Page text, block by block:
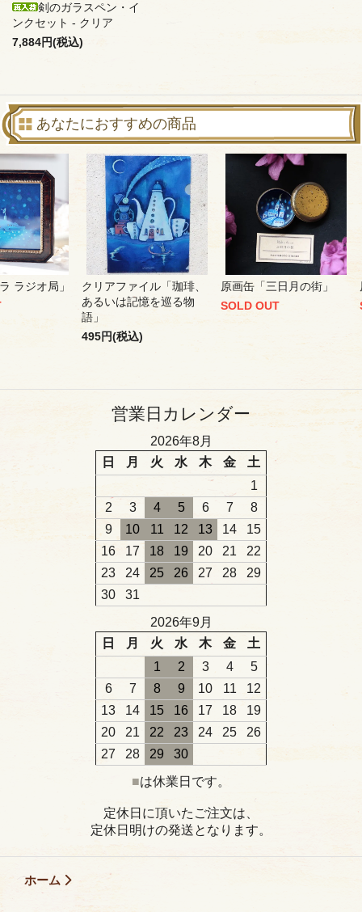
剣のガラスペン・イ
ンクセット - クリア
7,884円(税込)
あなたにおすすめの商品
ラジオ局」
クリアファイル「珈琲、
あるいは記憶を巡る物
語」
495円(税込)
原画缶「三日月の街」
SOLD OUT
営業日カレンダー
2026年8月
日
月 火 水 木 金
土
1
2
3 4 5 6 7
8
9
10 11 12 13 14
15
16
17 18 19 20 21
22
23
24 25 26 27 28
29
30
31
2026年9月
日
月 火 水 木 金
土
1
2 3 4
5
6
7 8 9 10 11
12
13
14 15 16 17 18
19
20
21 22 23 24 25
26
27
28 29
30
■は休業日です。
定休日に頂いたご注文は、
定休日明けの発送となります。
ホーム